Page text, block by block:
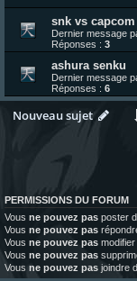
snk vs capcom
Dernier message
Réponses : 3
ashura senku
Dernier message
Réponses : 6
Nouveau sujet
PERMISSIONS DU FORUM
Vous ne pouvez pas poster
Vous ne pouvez pas
Vous ne pouvez pas
Vous ne pouvez pas
Vous ne pouvez pas joindre